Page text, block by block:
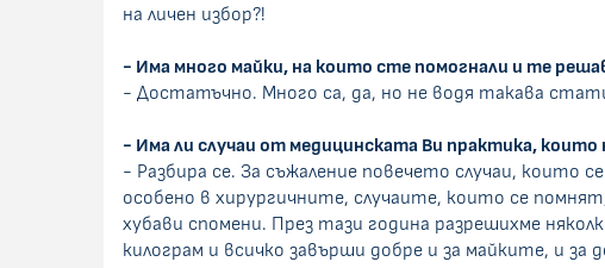
на личен избор?!
- Има много майки, на които сте помогнали и те
- Достатъчно. Много са, да, но не водя такава
- Има ли случаи от медицинската Ви практика, които
- Разбира се. За съжаление повечето случаи, които
особено в хирургичните, случаите, които се
хубави спомени. През тази година разрешихме
килограм и всичко завърши добре и за майките, и за